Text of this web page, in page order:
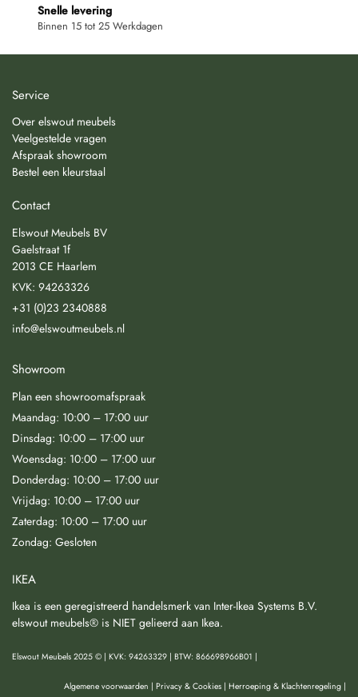
Snelle levering
Binnen 15 tot 25 Werkdagen
Service
Over elswout meubels
Veelgestelde vragen
Afspraak showroom
Bestel een kleurstaal
Contact
Elswout Meubels BV
Gaelstraat 1f
2013 CE Haarlem
KVK: 94263326
+31 (0)23 2340888
info@elswoutmeubels.nl
Showroom
Plan een showroomafspraak
Maandag: 10:00 – 17:00 uur
Dinsdag: 10:00 – 17:00 uur
Woensdag: 10:00 – 17:00 uur
Donderdag: 10:00 – 17:00 uur
Vrijdag: 10:00 – 17:00 uur
Zaterdag: 10:00 – 17:00 uur
Zondag: Gesloten
IKEA
Ikea is een geregistreerd handelsmerk van Inter-Ikea Systems B.V.
elswout meubels® is NIET gelieerd aan Ikea.
Elswout Meubels 2025 © | KVK: 94263329 | BTW: 866698966B01 |
Algemene voorwaarden | Privacy & Cookies | Herroeping & Klachtenregeling |